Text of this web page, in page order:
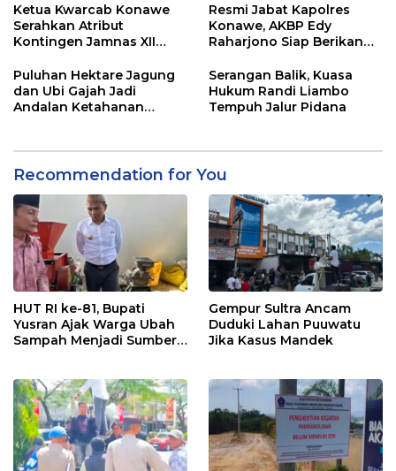
Ketua Kwarcab Konawe
Serahkan Atribut
Kontingen Jamnas XII
Resmi Jabat Kapolres
Konawe, AKBP Edy
Raharjono Siap Berikan
Puluhan Hektare Jagung
dan Ubi Gajah Jadi
Andalan Ketahanan
Serangan Balik, Kuasa
Hukum Randi Liambo
Tempuh Jalur Pidana
Recommendation for You
HUT RI ke-81, Bupati
Yusran Ajak Warga Ubah
Sampah Menjadi Sumber
Gempur Sultra Ancam
Duduki Lahan Puuwatu
Jika Kasus Mandek